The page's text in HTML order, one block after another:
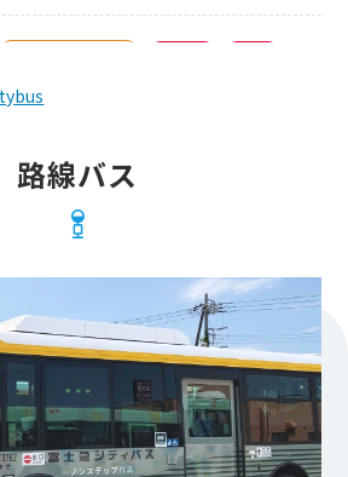
行のご案内
路線バス
表冊子誤表記について（お詫び）
正について
路線バス